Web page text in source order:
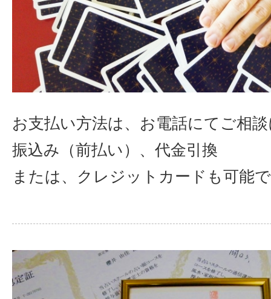
お支払い方法は、お電話にてご相
振込み（前払い）、代金引換
または、クレジットカードも可能